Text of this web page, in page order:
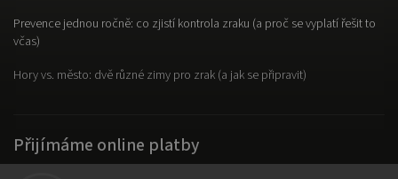
Prevence jednou ročně: co zjistí kontrola zraku (a proč se vyplatí řešit to
včas)
Hory vs. město: dvě různé zimy pro zrak (a jak se připravit)
Přijímáme online platby